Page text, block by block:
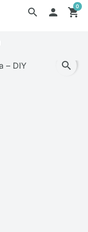
search  shopping_cart
0
search